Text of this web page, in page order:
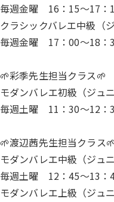
毎週金曜 16：15～17：
クラシックバレエ中級（ジ
毎週金曜 17：00～18：
🌱彩季先生担当クラス🌱
モダンバレエ初級（ジュニ
毎週土曜 11：30～12：
🌱渡辺茜先生担当クラス🌱
モダンバレエ中級（ジュニ
毎週土曜 12：45～13：
モダンバレエ上級（ジュニ